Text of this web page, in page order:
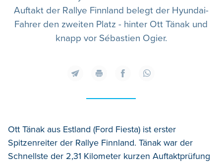
Auftakt der Rallye Finnland belegt der Hyundai-
Fahrer den zweiten Platz - hinter Ott Tänak und
knapp vor Sébastien Ogier.
Ott Tänak aus Estland (Ford Fiesta) ist erster
Spitzenreiter der Rallye Finnland. Tänak war der
Schnellste der 2,31 Kilometer kurzen Auftaktprüfung